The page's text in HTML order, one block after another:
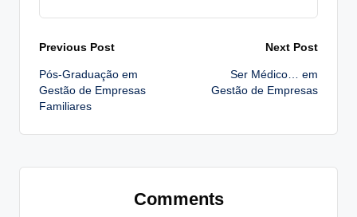
Post
navigation
Previous Post
Pós-Graduação em
Gestão de Empresas
Familiares
Next Post
Ser Médico… em
Gestão de Empresas
Comments